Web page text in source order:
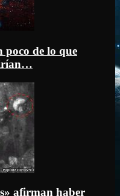
poco de lo que
afirman haber